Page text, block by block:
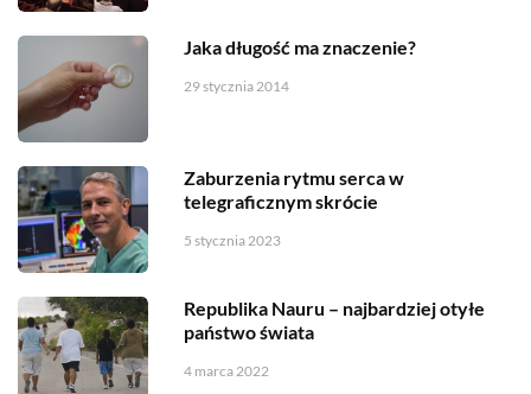
Jaka długość ma znaczenie?
29 stycznia 2014
Zaburzenia rytmu serca w
telegraficznym skrócie
5 stycznia 2023
Republika Nauru – najbardziej otyłe
państwo świata
4 marca 2022